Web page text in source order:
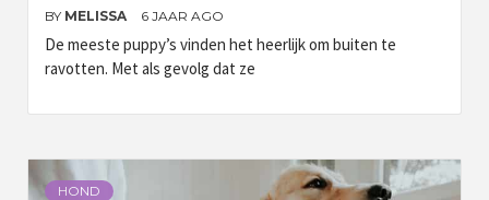
BY MELISSA 6 JAAR AGO
De meeste puppy’s vinden het heerlijk om buiten te
ravotten. Met als gevolg dat ze
HOND